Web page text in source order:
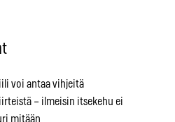
voi antaa vihjeitä
– ilmeisin itsekehu ei
mitään